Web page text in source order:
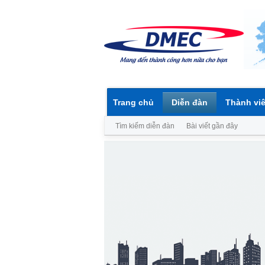
Trang chủ Diễn đàn
Tìm kiếm diễn đàn Bài viết gần đây
Thành